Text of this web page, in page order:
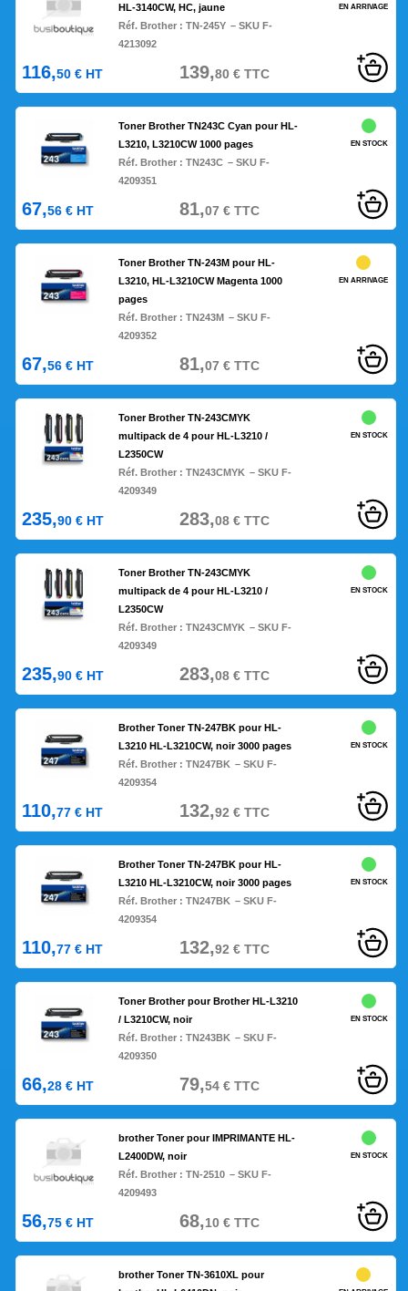
HL-3140CW, HC, jaune
Réf. Brother :TN-245Y – SKU F-
4213092
EN ARRIVAGE
116,50 € HT 139,80€TTC
Toner Brother TN243C Cyan pour HL-
L3210, L3210CW 1000 pages
Réf. Brother :TN243C – SKU F-
4209351
EN STOCK
67,56 € HT 81,07 €TTC
Toner Brother TN-243M pour HL-
L3210, HL-L3210CW Magenta 1000
pages
Réf. Brother :TN243M – SKU F-
4209352
EN ARRIVAGE
67,56 € HT 81,07 €TTC
Toner Brother TN-243CMYK
multipack de 4 pour HL-L3210 /
L2350CW
Réf. Brother :TN243CMYK – SKU F-
4209349
EN STOCK
235,90 € HT 283,08€TTC
Toner Brother TN-243CMYK
multipack de 4 pour HL-L3210 /
L2350CW
Réf. Brother :TN243CMYK – SKU F-
4209349
EN STOCK
235,90 € HT 283,08€TTC
Brother Toner TN-247BK pour HL-
L3210 HL-L3210CW, noir 3000 pages
Réf. Brother :TN247BK – SKU F-
4209354
EN STOCK
110,77 € HT 132,92 €TTC
Brother Toner TN-247BK pour HL-
L3210 HL-L3210CW, noir 3000 pages
Réf. Brother :TN247BK – SKU F-
4209354
EN STOCK
110,77 € HT 132,92 €TTC
Toner Brother pour Brother HL-L3210
/ L3210CW, noir
Réf. Brother :TN243BK – SKU F-
4209350
EN STOCK
66,28 € HT 79,54€TTC
brother Toner pour IMPRIMANTE HL-
L2400DW, noir
Réf. Brother :TN-2510 – SKU F-
4209493
EN STOCK
56,75 € HT 68,10€TTC
brother Toner TN-3610XL pour